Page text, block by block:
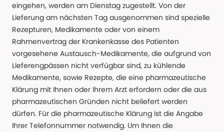
eingehen, werden am Dienstag zugestellt. Von der
Lieferung am nächsten Tag ausgenommen sind spezielle
Rezepturen, Medikamente oder von einem
Rahmenvertrag der Krankenkasse des Patienten
vorgesehene Austausch-Medikamente, die aufgrund von
Lieferengpässen nicht verfügbar sind, zu kühlende
Medikamente, sowie Rezepte, die eine pharmazeutische
Klärung mit Ihnen oder Ihrem Arzt erfordern oder die aus
pharmazeutischen Gründen nicht beliefert werden
dürfen. Für die pharmazeutische Klärung ist die Angabe
Ihrer Telefonnummer notwendig. Um Ihnen die